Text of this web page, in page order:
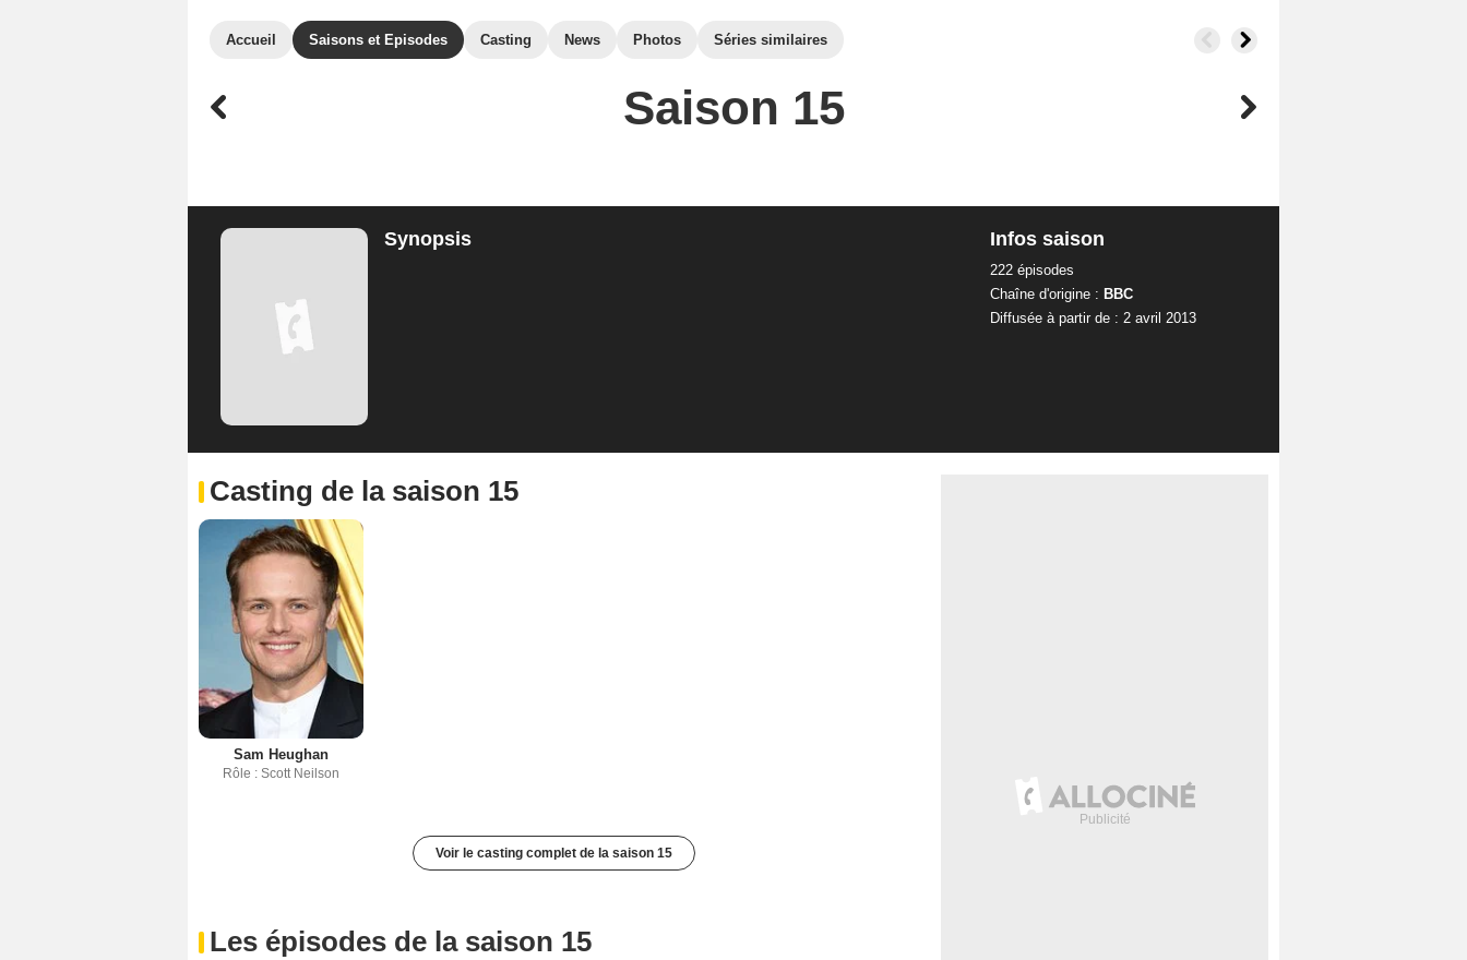
Accueil Saisons et Episodes Casting News Photos Séries similaires
Saison 15
Synopsis Infos saison
222 épisodes
Chaîne d'origine : BBC
Diffusée à partir de : 2 avril 2013
Casting de la saison 15
Sam Heughan
Rôle : Scott Neilson
Voir le casting complet de la saison 15
Les épisodes de la saison 15